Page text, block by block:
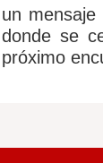
un
donde se
próximo